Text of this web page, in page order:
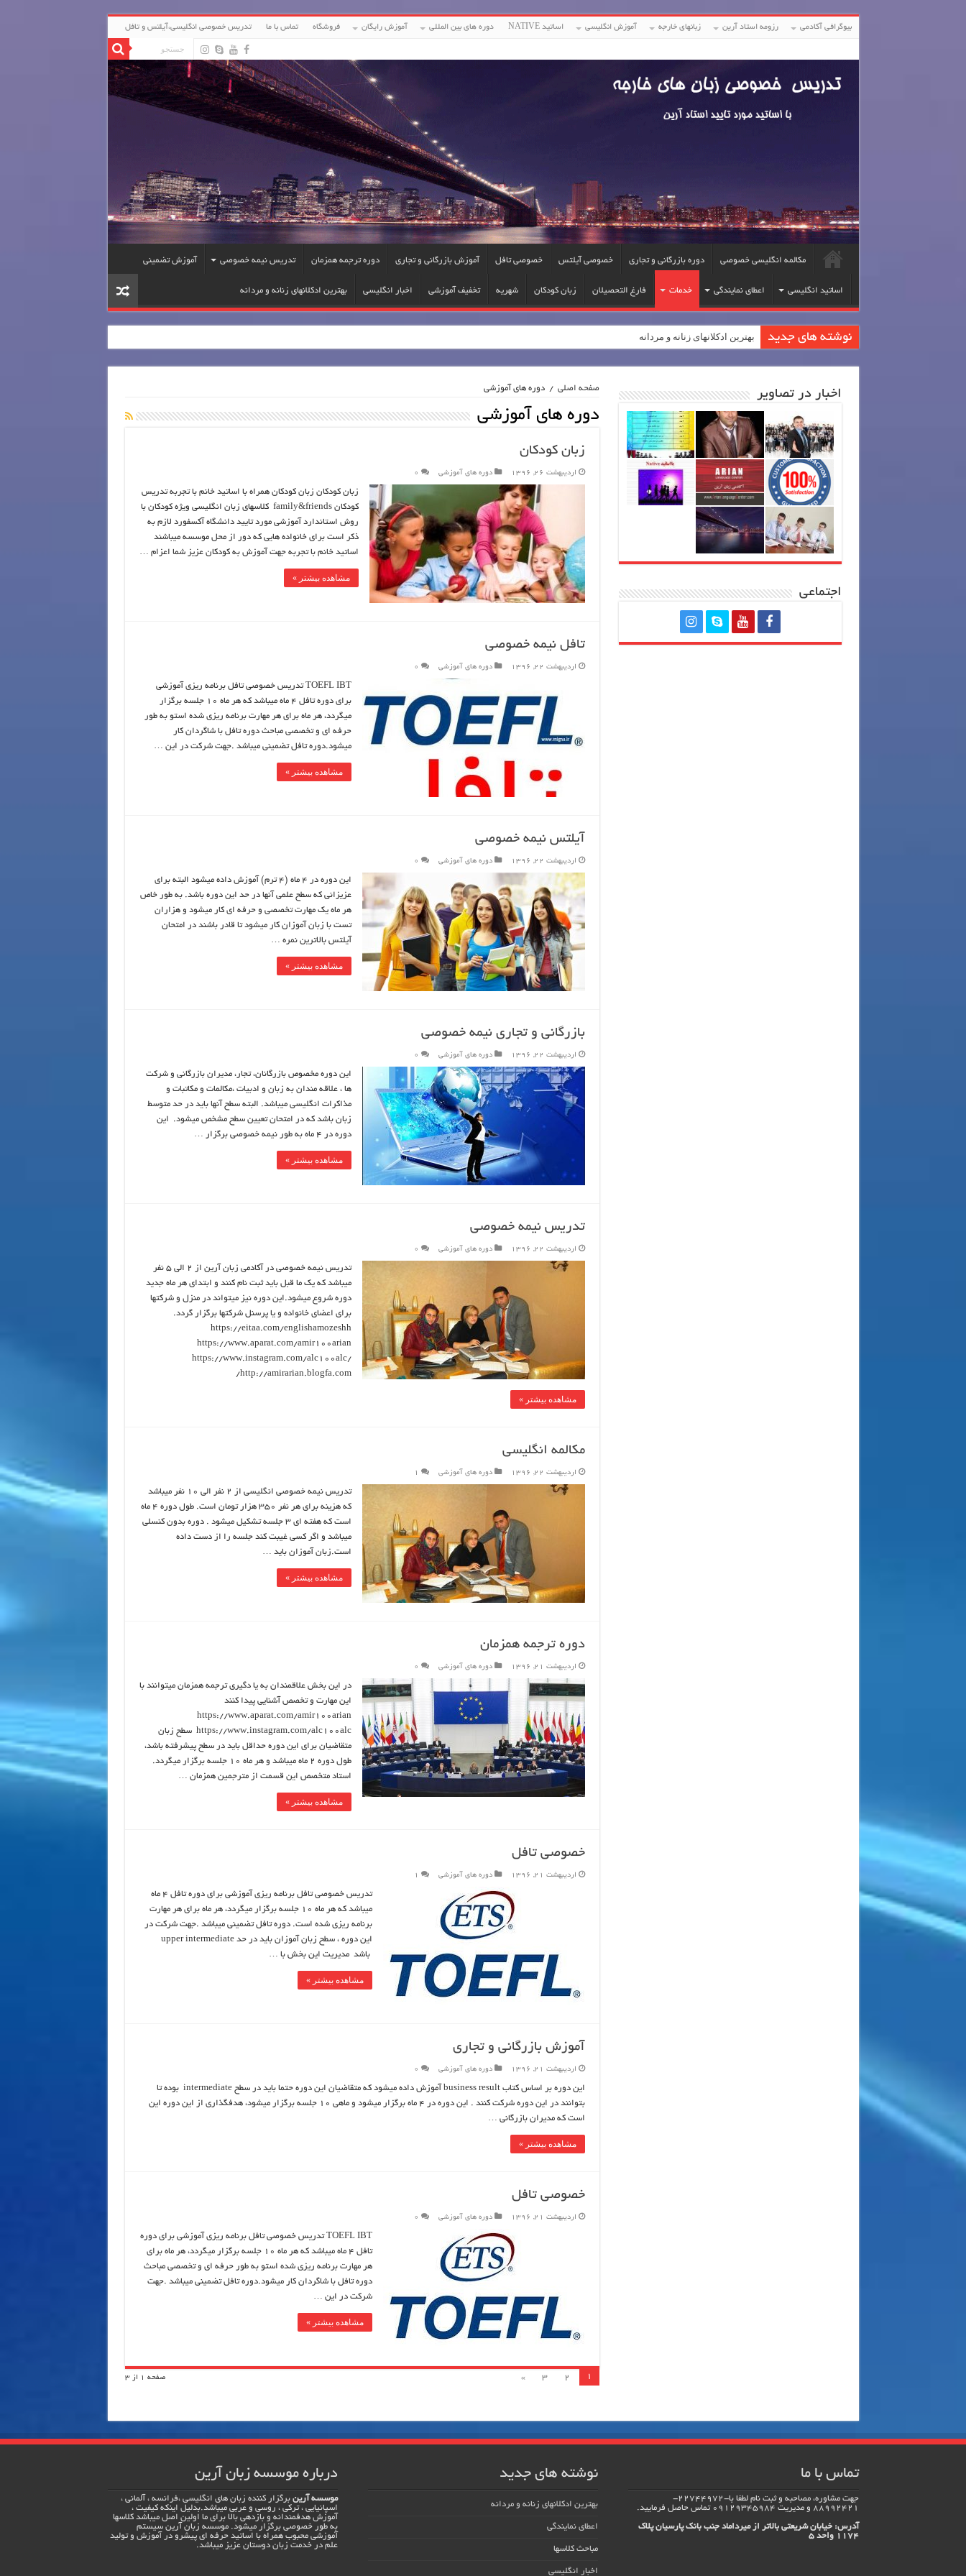
بیوگرافی آکادمی رزومه استاد آرین زبانهای خارجه آموزش انگلیسی اساتید NATIVE دوره های بین المللی آموزش رایگان فروشگاه تماس با ما تدریس خصوصی انگلیسی،آیلتس و تافل
مکالمه انگلیسی خصوصی دوره بازرگانی و تجاری خصوصی آیلتس خصوصی تافل آموزش بازرگانی و تجاری دوره ترجمه همزمان تدریس نیمه خصوصی آموزش تضمینی
اساتید انگلیسی اعطای نمایندگی خدمات فارغ التحصیلان زبان کودکان شهریه تخفیف آموزشی اخبار انگلیسی بهترین ادکلانهای زنانه و مردانه
نوشته های جدید بهترین ادکلانهای زنانه و مردانه
صفحه اصلی / دوره های آموزشی
دوره های آموزشی
زبان کودکان
اردیبهشت 26, 1396 دوره های آموزشی 0
زبان کودکان زبان کودکان همراه با اساتید خانم با تجربه تدریس
کودکان family&friends کلاسهای زبان انگلیسی ویژه کودکان با
روش استاندارد آموزشی مورد تایید دانشگاه آکسفورد لازم به
ذکر است برای خانواده هایی که دور از محل موسسه میباشند
اساتید خانم با تجربه جهت آموزش به کودکان عزیز شما اعزام …
مشاهده بیشتر »
تافل نیمه خصوصی
اردیبهشت 22, 1396 دوره های آموزشی 0
TOEFL IBT تدریس خصوصی تافل برنامه ریزی آموزشی
برای دوره تافل 4 ماه میباشد که هر ماه 10 جلسه برگزار
میگردد، هر ماه برای هر مهارت برنامه ریزی شده استو به طور
حرفه ای و تخصصی مباحث دوره تافل با شاگردان کار
میشود.دوره تافل تضمینی میباشد .جهت شرکت در این …
مشاهده بیشتر »
آیلتس نیمه خصوصی
اردیبهشت 22, 1396 دوره های آموزشی 0
این دوره در 4 ماه (4 ترم) آموزش داده میشود البته برای
عزیزانی که سطح علمی آنها در حد این دوره باشد. به طور خاص
هر ماه یک مهارت تخصصی و حرفه ای کار میشود و هزاران
تست با زبان آموزان کار میشود تا قادر باشند در امتحان
آیلتس بالاترین نمره …
مشاهده بیشتر »
بازرگانی و تجاری نیمه خصوصی
اردیبهشت 22, 1396 دوره های آموزشی 0
این دوره مخصوص بازرگانان، تجار، مدیران بازرگانی و شرکت
ها ، علاقه مندان به زبان و ادبیات ،مکالمات و مکاتبات و
مذاکرات انگلیسی میباشد. البته سطح آنها باید در حد متوسط
زبان باشد که در امتحان تعیین سطح مشخص میشود. این
دوره در 4 ماه به طور نیمه خصوصی برگزار …
مشاهده بیشتر »
تدریس نیمه خصوصی
اردیبهشت 22, 1396 دوره های آموزشی 0
تدریس نیمه خصوصی در آکادمی زبان آرین از 2 الی 5 نفر
میباشد که یک ما قبل باید ثبت نام کنند و ابتدای هر ماه جدید
دوره شروع میشود.این دوره نیز میتواند در منزل و شرکتها
برای اعضای خانواده و یا پرسنل شرکتها برگزار گردد.
https://eitaa.com/englishamozeshh
https://www.aparat.com/amir100arian
https://www.instagram.com/alc100alc/
http://amirarian.blogfa.com/
مشاهده بیشتر »
مکالمه انگلیسی
اردیبهشت 22, 1396 دوره های آموزشی 1
تدریس نیمه خصوصی انگلیسی از 2 نفر الی 10 نفر میباشد
که هزینه برای هر نفر 350 هزار تومان است. طول دوره 4 ماه
است که هفته ای 3 جلسه تشکیل میشود . دوره بدون کنسلی
میباشد و اگر کسی غیبت کند جلسه را از دست داده
است.زبان آموزان باید …
مشاهده بیشتر »
دوره ترجمه همزمان
اردیبهشت 21, 1396 دوره های آموزشی 0
در اين بخش علاقمندان به يا دگيري ترجمه همزمان ميتوانند با
اين مهارت و تخصص آشنايي پيدا كنند
https://www.aparat.com/amir100arian
https://www.instagram.com/alc100alc سطح زبان
متقاضیان برای این دوره حداقل باید در سطح پیشرفته باشد،
طول دوره 2 ماه میباشد و هر ماه 10 جلسه برگزار میگردد.
استاد متخصص این قسمت از مترجمین همزمان …
مشاهده بیشتر »
خصوصی تافل
اردیبهشت 21, 1396 دوره های آموزشی 1
تدریس خصوصی تافل برنامه ریزی آموزشی برای دوره تافل 4 ماه
میباشد که هر ماه 10 جلسه برگزار میگردد، هر ماه برای هر مهارت
برنامه ریزی شده است. دوره تافل تضمینی میباشد .جهت شرکت در
این دوره ، سطح زبان آموزان باید در حد upper intermediate
باشد مدیریت این بخش با …
مشاهده بیشتر »
آموزش بازرگانی و تجاری
اردیبهشت 21, 1396 دوره های آموزشی 0
این دوره بر اساس کتاب business result آموزش داده میشود که متقاضیان این دوره حتما باید در سطح intermediate بوده تا
بتوانند در این دوره شرکت کنند . این دوره در 4 ماه برگزار میشود و ماهی 10 جلسه برگزار میشود، هدفگذاری از این دوره این
است که مدیران بازرگانی …
مشاهده بیشتر »
خصوصی تافل
اردیبهشت 21, 1396 دوره های آموزشی 0
TOEFL IBT تدریس خصوصی تافل برنامه ریزی آموزشی برای دوره
تافل 4 ماه میباشد که هر ماه 10 جلسه برگزار میگردد، هر ماه برای
هر مهارت برنامه ریزی شده استو به طور حرفه ای و تخصصی مباحث
دوره تافل با شاگردان کار میشود.دوره تافل تضمینی میباشد .جهت
شرکت در این …
مشاهده بیشتر »
صفحه 1 از 3 1
2
3
»
اخبار در تصاویر
اجتماعی
تماس با ما
جهت مشاوره، مصاحبه و ثبت نام لطفا با-22744972-
88992421 و مدیریت 09129345984 تماس حاصل فرماييد.
آدرس: خیابان شریعتی بالاتر از میرداماد جنب بانک پارسیان پلاک
1174 واحد 5
نوشته های جدید
بهترین ادکلانهای زنانه و مردانه
اعطای نمایندگی
مباحث کلاسها
اخبار انگلیسی
درباره موسسه زبان آرین
موسسه آرین برگزار کننده زبان های انگلیسی ،فرانسه ، آلمانی ،
اسپانیایی ، ترکی ، روسی و عربی میباشد.بدلیل اینکه کیفیت ،
آموزش هدفمندانه و بازدهی بالا برای ما اولین اصل میباشد کلاسها
به طور خصوصی برگزار میشود. موسسه زبان آرین سیستم
آموزشی محبوب همراه با اساتید حرفه ای پیشرو در آموزش و تولید
علم در خدمت زبان دوستان عزیز میباشد.